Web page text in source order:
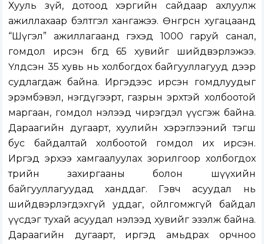
Хууль зүй, дотоод хэргийн сайдаар ахлуулж
ажиллахаар бэлтгэл хангажээ. Өнгөрсөн хугацаанд
“Шүгэл” ажиллагаанд гэхэд 1000 гаруй санал,
гомдол ирсэн бөгөөд 65 хувийг шийдвэрлэжээ.
Үлдсэн 35 хувь нь холбогдох байгууллагууд дээр
судлагдаж байна. Иргэдээс ирсэн гомдлуудыг
эрэмбэвэл, нэгдүгээрт, газрын эрхтэй холбоотой
маргаан, гомдол нэлээд чирэгдэл үүсгэж байна.
Дараагийн дугаарт, хуулийн хэрэглээний тэгш
бус байдалтай холбоотой гомдол их ирсэн.
Иргэд эрхээ хамгаалуулах зорилгоор холбогдох
төрийн захиргааны болон шүүхийн
байгууллагуудад ханддаг. Гэвч асуудал нь
шийдвэрлэгдэхгүй уддаг, ойлгомжгүй байдал
үүсдэг тухай асуудал нэлээд хувийг эзэлж байна.
Дараагийн дугаарт, иргэд амьдрах орчноо